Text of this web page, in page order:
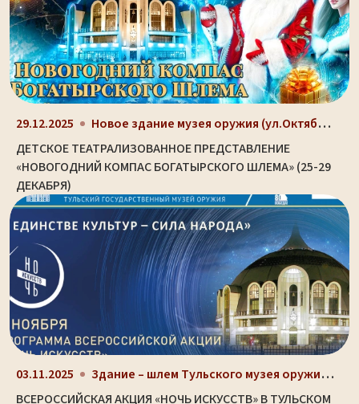
29.12.2025 Новое здание музея оружия (ул.Октябрьская, д. 2)
ДЕТСКОЕ ТЕАТРАЛИЗОВАННОЕ ПРЕДСТАВЛЕНИЕ
«НОВОГОДНИЙ КОМПАС БОГАТЫРСКОГО ШЛЕМА» (25-29
ДЕКАБРЯ)
03.11.2025 Здание – шлем Тульского музея оружия (ул. Октябрьс...
ВСЕРОССИЙСКАЯ АКЦИЯ «НОЧЬ ИСКУССТВ» В ТУЛЬСКОМ